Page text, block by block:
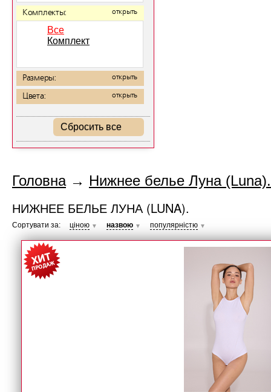
Комплекты: открыть
Все
Комплект
Размеры: открыть
Цвета: открыть
Сбросить все
Головна→ Нижнее белье Луна (Luna).
НИЖНЕЕ БЕЛЬЕ ЛУНА (LUNA).
Сортувати за: ціною ▼ назвою ▼ популярністю ▼